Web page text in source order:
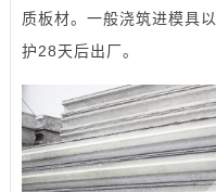
质板材。一般浇筑进模具
护28天后出厂。